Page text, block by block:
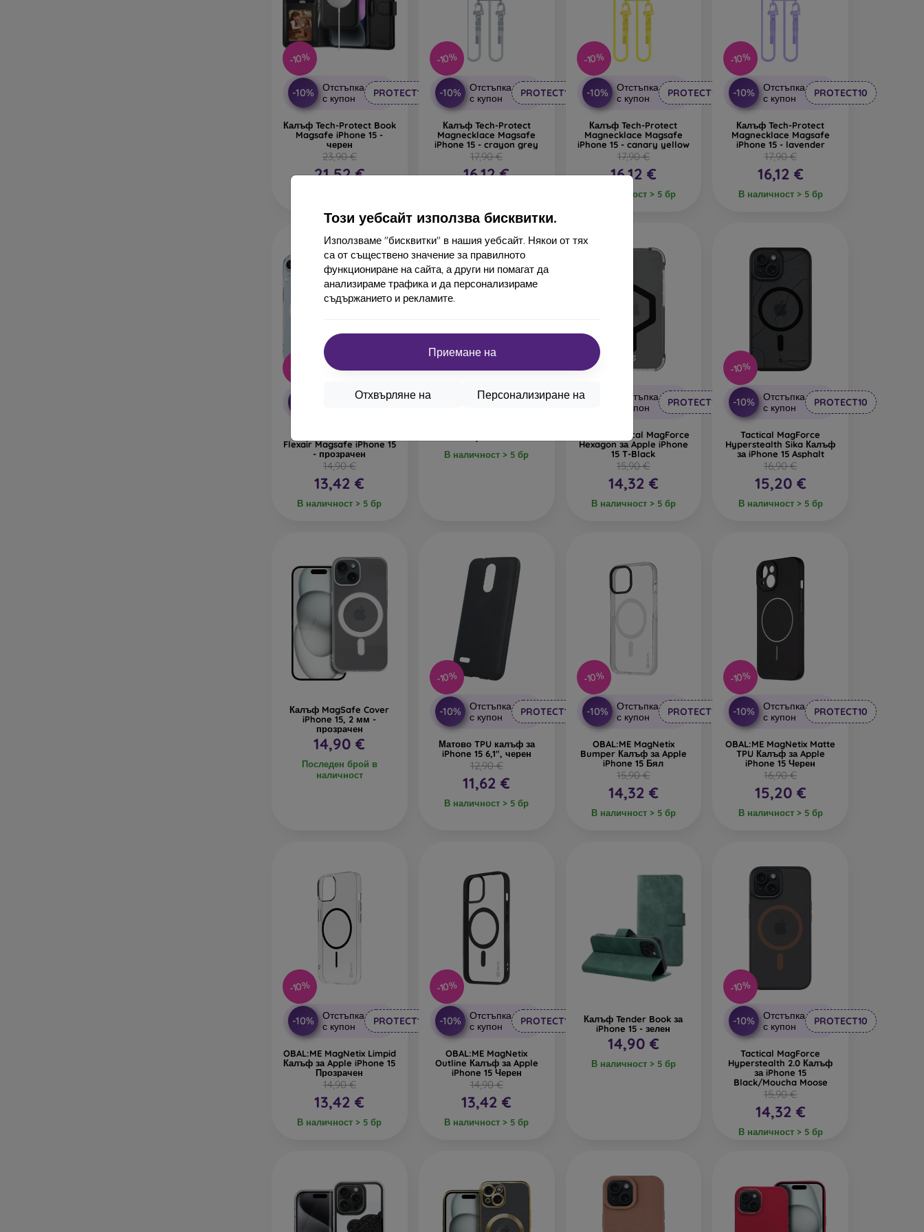
Този уебсайт използва бисквитки.
Използваме "бисквитки" в нашия уебсайт. Някои от тях
са от съществено значение за правилното
функциониране на сайта, а други ни помагат да
анализираме трафика и да персонализираме
съдържанието и рекламите.
Приемане на
Персонализиране на
Отхвърляне на
-10%
-10%
Отстъпка
с купон
PROTECT10
Калъф Tech-Protect Book
Magsafe iPhone 15 -
черен
23,90 €
21,52 €
-10%
-10%
Отстъпка
с купон
PROTECT10
Калъф Tech-Protect
Magnecklace Magsafe
iPhone 15 - crayon grey
17,90 €
16,12 €
-10%
-10%
Отстъпка
с купон
PROTECT10
Калъф Tech-Protect
Magnecklace Magsafe
iPhone 15 - canary yellow
17,90 €
16,12 €
В наличност > 5 бр
-10%
-10%
Отстъпка
с купон
PROTECT10
Калъф Tech-Protect
Magnecklace Magsafe
iPhone 15 - lavender
17,90 €
16,12 €
В наличност > 5 бр
-10%
Отстъпка
PROTECT10
Flexair Magsafe iPhone 15
- прозрачен
14,90 €
13,42 €
В наличност > 5 бр
OBAL:ME MagNetix
В наличност > 5 бр
-10%
Отстъпка
с купон
PROTECT10
Калъф Tactical MagForce
Hexagon за Apple iPhone
15 T-Black
15,90 €
14,32 €
В наличност > 5 бр
-10%
-10%
Отстъпка
с купон
PROTECT10
Tactical MagForce
Hyperstealth Sika Калъф
за iPhone 15 Asphalt
16,90 €
15,20 €
В наличност > 5 бр
Калъф MagSafe Cover
iPhone 15, 2 мм -
прозрачен
14,90 €
Последен брой в
наличност
-10%
-10%
Отстъпка
с купон
PROTECT10
Матово TPU калъф за
iPhone 15 6,1", черен
12,90 €
11,62 €
В наличност > 5 бр
-10%
-10%
Отстъпка
с купон
PROTECT10
OBAL:ME MagNetix
Bumper Калъф за Apple
iPhone 15 Бял
15,90 €
14,32 €
В наличност > 5 бр
-10%
-10%
Отстъпка
с купон
PROTECT10
OBAL:ME MagNetix Matte
TPU Калъф за Apple
iPhone 15 Черен
16,90 €
15,20 €
В наличност > 5 бр
-10%
-10%
Отстъпка
с купон
PROTECT10
OBAL:ME MagNetix Limpid
Калъф за Apple iPhone 15
Прозрачен
14,90 €
13,42 €
В наличност > 5 бр
-10%
-10%
Отстъпка
с купон
PROTECT10
OBAL:ME MagNetix
Outline Калъф за Apple
iPhone 15 Черен
14,90 €
13,42 €
В наличност > 5 бр
Калъф Tender Book за
iPhone 15 - зелен
14,90 €
В наличност > 5 бр
-10%
-10%
Отстъпка
с купон
PROTECT10
Tactical MagForce
Hyperstealth 2.0 Калъф
за iPhone 15
Black/Moucha Moose
15,90 €
14,32 €
В наличност > 5 бр